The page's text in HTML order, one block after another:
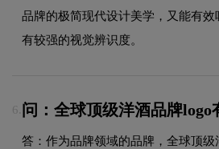
品牌的极简现代设计美学，又能有
有较强的视觉辨识度。
6. 问：全球顶级洋酒品牌logo
答：作为品牌领域的品牌，全球顶